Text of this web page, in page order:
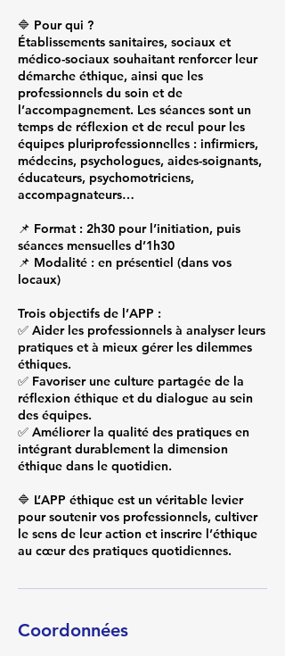
🔷 Pour qui ?
Établissements sanitaires, sociaux et
médico-sociaux souhaitant renforcer leur
démarche éthique, ainsi que les
professionnels du soin et de
l’accompagnement. Les séances sont un
temps de réflexion et de recul pour les
équipes pluriprofessionnelles : infirmiers,
médecins, psychologues, aides-soignants,
éducateurs, psychomotriciens,
accompagnateurs…
📌 Format : 2h30 pour l’initiation, puis
séances mensuelles d’1h30
📌 Modalité : en présentiel (dans vos
locaux)
Trois objectifs de l’APP :
✅ Aider les professionnels à analyser leurs
pratiques et à mieux gérer les dilemmes
éthiques.
✅ Favoriser une culture partagée de la
réflexion éthique et du dialogue au sein
des équipes.
✅ Améliorer la qualité des pratiques en
intégrant durablement la dimension
éthique dans le quotidien.
🔷 L’APP éthique est un véritable levier
pour soutenir vos professionnels, cultiver
le sens de leur action et inscrire l’éthique
au cœur des pratiques quotidiennes.
Coordonnées